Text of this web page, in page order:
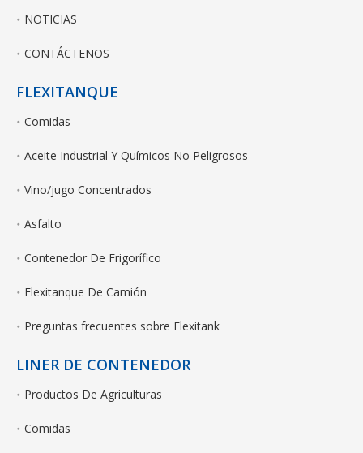
NOTICIAS
CONTÁCTENOS
FLEXITANQUE
Comidas
Aceite Industrial Y Químicos No Peligrosos
Vino/jugo Concentrados
Asfalto
Contenedor De Frigorífico
Flexitanque De Camión
Preguntas frecuentes sobre Flexitank
LINER DE CONTENEDOR
Productos De Agriculturas
Comidas